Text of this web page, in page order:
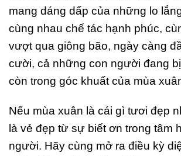
mang dáng dấp của những lo
cùng nhau chế tác hạnh phúc,
vượt qua giông bão, ngày càng
cười, cả những con người đang
còn trong góc khuất của mùa
Nếu mùa xuân là cái gì tươi đẹp
là vẻ đẹp từ sự biết ơn trong tâm
người. Hãy cùng mở ra điều kỳ